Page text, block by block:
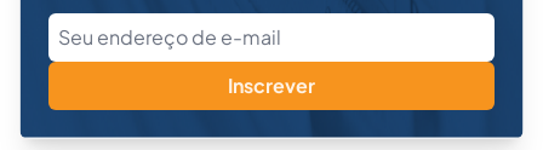
Inscrever